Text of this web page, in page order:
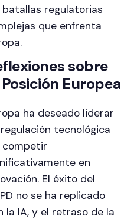
batallas regulatorias
que enfrenta
sobre
Europea
ha deseado liderar
tecnológica
competir
en
El éxito del
no se ha replicado
la IA, y el retraso de la